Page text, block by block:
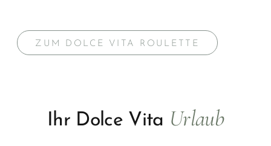
ZUM DOLCE VITA ROULETTE
Ihr Dolce Vita Urlaub